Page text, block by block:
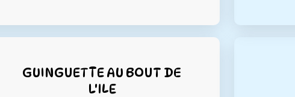
GUINGUETTE AU BOUT DE
L'ILE